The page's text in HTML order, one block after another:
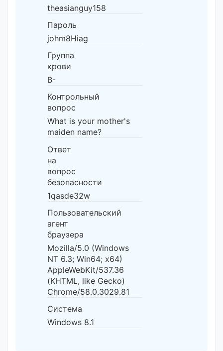
theasianguy158
Пароль
johm8Hiag
Группа
крови
B-
Контрольный
вопрос
What is your mother's
maiden name?
Ответ
на
вопрос
безопасности
1qasde32w
Пользовательский
агент
браузера
Mozilla/5.0 (Windows
NT 6.3; Win64; x64)
AppleWebKit/537.36
(KHTML, like Gecko)
Chrome/58.0.3029.81
Система
Windows 8.1